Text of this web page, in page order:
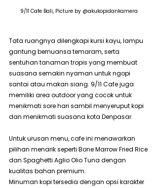
9/11 Cafe Bali, Picture by @akukopidankamera
Tata ruangnya dilengkapi kursi kayu, lampu
gantung bernuansa temaram, serta
sentuhan tanaman tropis yang membuat
suasana semakin nyaman untuk ngopi
santai atau makan siang. 9/11 Cafe juga
memiliki area outdoor yang cocok untuk
menikmati sore hari sambil menyeruput kopi
dan menikmati suasana kota Denpasar.
Untuk urusan menu, cafe ini menawarkan
pilihan menarik seperti Bone Marrow Fried Rice
dan Spaghetti Aglio Olio Tuna dengan
kualitas bahan premium.
Minuman kopi tersedia dengan opsi karakter